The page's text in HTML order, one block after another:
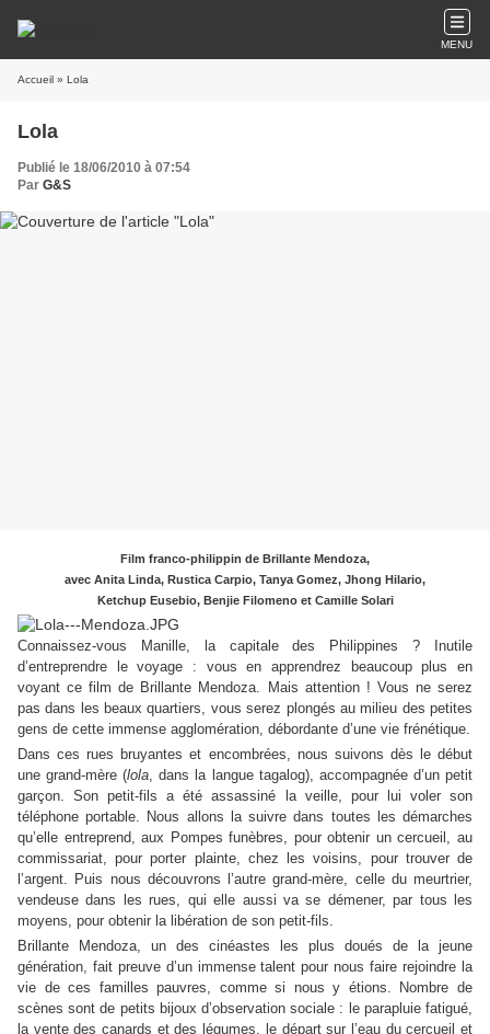
MENU
Accueil » Lola
Lola
Publié le 18/06/2010 à 07:54
Par G&S
Film franco-philippin de Brillante Mendoza,
avec Anita Linda, Rustica Carpio, Tanya Gomez, Jhong Hilario,
Ketchup Eusebio, Benjie Filomeno et Camille Solari
Connaissez-vous Manille, la capitale des Philippines ? Inutile
d’entreprendre le voyage : vous en apprendrez beaucoup plus en
voyant ce film de Brillante Mendoza. Mais attention ! Vous ne serez
pas dans les beaux quartiers, vous serez plongés au milieu des petites
gens de cette immense agglomération, débordante d’une vie frénétique.
Dans ces rues bruyantes et encombrées, nous suivons dès le début
une grand-mère (lola, dans la langue tagalog), accompagnée d’un petit
garçon. Son petit-fils a été assassiné la veille, pour lui voler son
téléphone portable. Nous allons la suivre dans toutes les démarches
qu’elle entreprend, aux Pompes funèbres, pour obtenir un cercueil, au
commissariat, pour porter plainte, chez les voisins, pour trouver de
l’argent. Puis nous découvrons l’autre grand-mère, celle du meurtrier,
vendeuse dans les rues, qui elle aussi va se démener, par tous les
moyens, pour obtenir la libération de son petit-fils.
Brillante Mendoza, un des cinéastes les plus doués de la jeune
génération, fait preuve d’un immense talent pour nous faire rejoindre la
vie de ces familles pauvres, comme si nous y étions. Nombre de
scènes sont de petits bijoux d’observation sociale : le parapluie fatigué,
la vente des canards et des légumes, le départ sur l’eau du cercueil et